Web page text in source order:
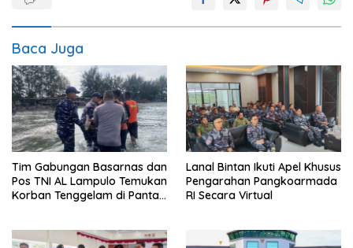
Baca Juga
Tim Gabungan Basarnas dan
Pos TNI AL Lampulo Temukan
Korban Tenggelam di Pantai
Lanal Bintan Ikuti Apel Khusus
Pengarahan Pangkoarmada
RI Secara Virtual